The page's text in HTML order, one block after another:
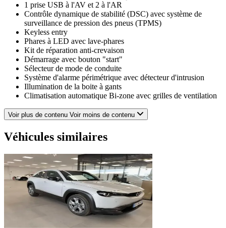
1 prise USB à l'AV et 2 à l'AR
Contrôle dynamique de stabilité (DSC) avec système de
surveillance de pression des pneus (TPMS)
Keyless entry
Phares à LED avec lave-phares
Kit de réparation anti-crevaison
Démarrage avec bouton "start"
Sélecteur de mode de conduite
Système d'alarme périmétrique avec détecteur d'intrusion
Illumination de la boite à gants
Climatisation automatique Bi-zone avec grilles de ventilation
Système MZD Connect 8" avec radio AM/FM et lecteur MP3
+ 6 HP
Fonction "Coming / Leaving home"
Jantes alliage 17" "Silver Metallic"
Antipatinage électronique (TCS)
Capteur de luminosité
Volant et pommeau de levier gainés de cuir
Sellerie Tissu Noir
Réglage de l'inclinaison des sièges AR
Verrouillage électrique des portes
Système d'antidémarrage
Régulateur et limiteur de vitesse
Voir plus de contenu Voir moins de contenu
Véhicules similaires